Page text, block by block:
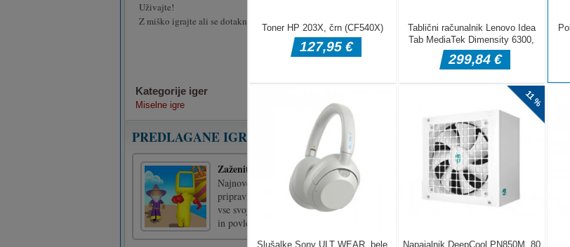
Uživajte!
Z miško igrajte ali se dotaknite zaslona!
Kategorije iger
Miselne igre
PREDLAGANE IGRE
Zaženite Royale Knockout
Najnovejša kaotična kraljeva bitka na progi z ovirami se bo kmalu začela, ste
pripravljeni? Uporabite svoje sposobnosti za krmarjenje skozi nore ovire in premagajte
vse svoje nasprotnike. Boste vi končni zmagovalec? Počakajmo in bomo videli!Kliknite
in povlecite miško za igranje [...]